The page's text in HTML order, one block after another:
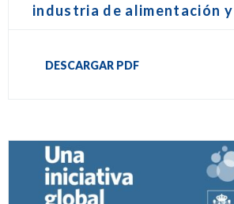
industria de alimentación y
DESCARGAR PDF